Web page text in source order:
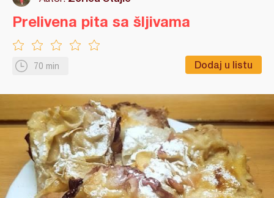
70 min Dodaj u listu
Prelivena pita sa šljivama